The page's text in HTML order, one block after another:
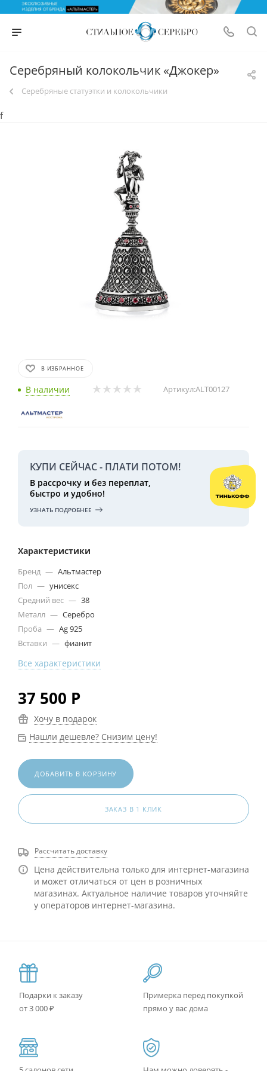
Серебряный колокольчик «Джокер»
Серебряные статуэтки и колокольчики
f
В ИЗБРАННОЕ
В наличии Артикул:ALT00127
КУПИ СЕЙЧАС - ПЛАТИ ПОТОМ!
В рассрочку и без переплат,
быстро и удобно!
УЗНАТЬ ПОДРОБНЕЕ
Характеристики
Бренд — Альтмастер
Пол — унисекс
Средний вес — 38
Металл — Серебро
Проба — Ag 925
Вставки — фианит
Все характеристики
37 500 Р
Хочу в подарок
Нашли дешевле? Снизим цену!
ДОБАВИТЬ В КОРЗИНУ
ЗАКАЗ В 1 КЛИК
Рассчитать доставку
Цена действительна только для интернет-магазина
и может отличаться от цен в розничных
магазинах. Актуальное наличие товаров уточняйте
у операторов интернет-магазина.
Подарки к заказу
от 3 000 ₽
Примерка перед покупкой
прямо у вас дома